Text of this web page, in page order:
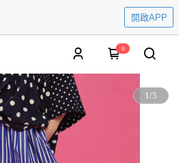
開啟APP
0
1/5